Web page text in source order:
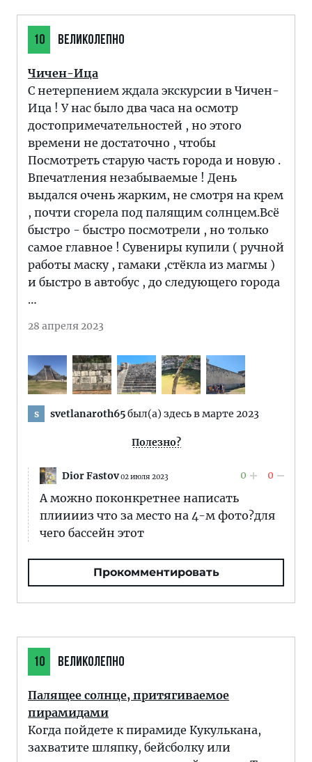
10 ВЕЛИКОЛЕПНО
Чичен-Ица
С нетерпением ждала экскурсии в Чичен-
Ица ! У нас было два часа на осмотр
достопримечательностей , но этого
времени не достаточно , чтобы
Посмотреть старую часть города и новую .
Впечатления незабываемые ! День
выдался очень жарким, не смотря на крем
, почти сгорела под палящим солнцем.Всё
быстро - быстро посмотрели , но только
самое главное ! Сувениры купили ( ручной
работы маску , гамаки ,стёкла из магмы )
и быстро в автобус , до следующего города
…
28 апреля 2023
s svetlanaroth65был(а) здесь в марте 2023
Полезно?
Dior Fastov02 июля 2023 0 0
А можно поконкретнее написать
плииииз что за место на 4-м фото?для
чего бассейн этот
Прокомментировать
10 ВЕЛИКОЛЕПНО
Палящее солнце, притягиваемое
пирамидами
Когда пойдете к пирамиде Кукулькана,
захватите шляпку, бейсболку или